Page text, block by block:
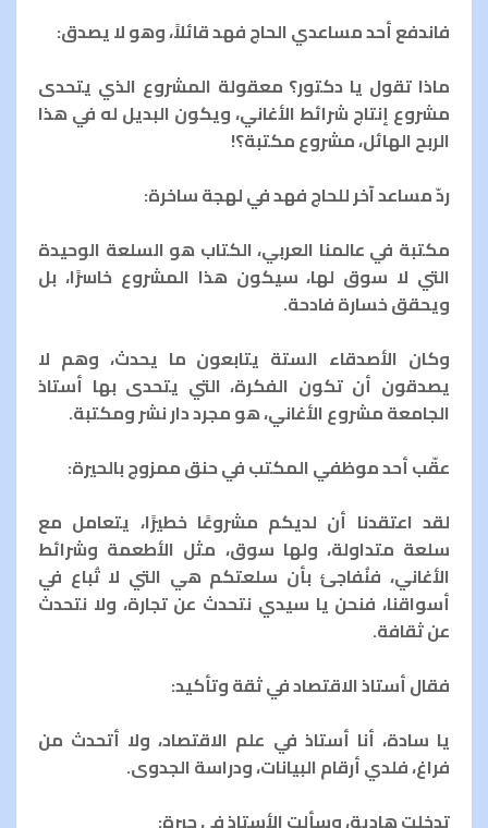
فاندفع أحد مساعدي الحاج فهد قائلاً، وهو لا يصدق:
ماذا تقول يا دكتور؟ معقولة المشروع الذي يتحدى
مشروع إنتاج شرائط الأغاني، ويكون البديل له في هذا
الربح الهائل، مشروع مكتبة؟!
ردّ مساعد آخر للحاج فهد في لهجة ساخرة:
مكتبة في عالمنا العربي، الكتاب هو السلعة الوحيدة
التي لا سوق لها، سيكون هذا المشروع خاسرًا، بل
ويحقق خسارة فادحة.
وكان الأصدقاء الستة يتابعون ما يحدث، وهم لا
يصدقون أن تكون الفكرة، التي يتحدى بها أستاذ
الجامعة مشروع الأغاني، هو مجرد دار نشر ومكتبة.
عقّب أحد موظفي المكتب في حنق ممزوج بالحيرة:
لقد اعتقدنا أن لديكم مشروعًا خطيرًا، يتعامل مع
سلعة متداولة، ولها سوق، مثل الأطعمة وشرائط
الأغاني، فنُفاجئ بأن سلعتكم هي التي لا تُباع في
أسواقنا، فنحن يا سيدي نتحدث عن تجارة، ولا نتحدث
عن ثقافة.
فقال أستاذ الاقتصاد في ثقة وتأكيد:
يا سادة، أنا أستاذ في علم الاقتصاد، ولا أتحدث من
فراغ، فلدي أرقام البيانات، ودراسة الجدوى.
تدخلت هادية، وسألت الأستاذ في حيرة: